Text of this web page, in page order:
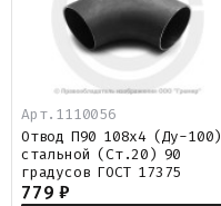
Арт.1110056
Отвод П90 108х4 (Ду-100)
стальной (Ст.20) 90
градусов ГОСТ 17375
779 ₽